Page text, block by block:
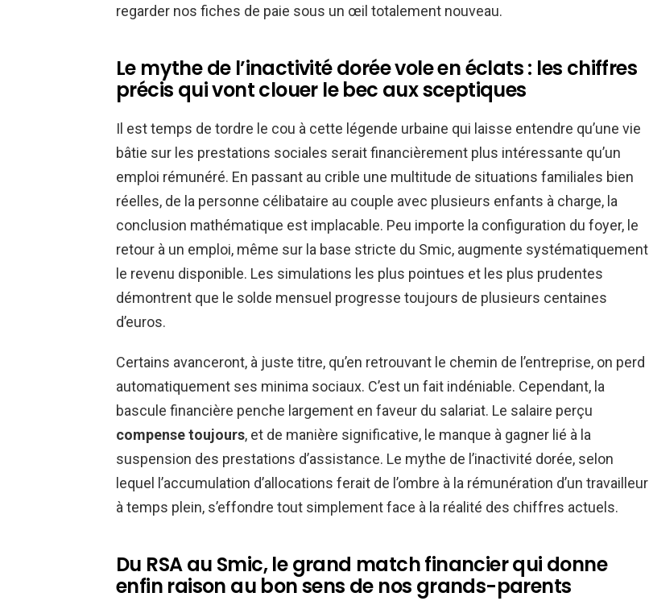
regarder nos fiches de paie sous un œil totalement nouveau.
Le mythe de l’inactivité dorée vole en éclats : les chiffres
précis qui vont clouer le bec aux sceptiques
Il est temps de tordre le cou à cette légende urbaine qui laisse entendre qu’une vie
bâtie sur les prestations sociales serait financièrement plus intéressante qu’un
emploi rémunéré. En passant au crible une multitude de situations familiales bien
réelles, de la personne célibataire au couple avec plusieurs enfants à charge, la
conclusion mathématique est implacable. Peu importe la configuration du foyer, le
retour à un emploi, même sur la base stricte du Smic, augmente systématiquement
le revenu disponible. Les simulations les plus pointues et les plus prudentes
démontrent que le solde mensuel progresse toujours de plusieurs centaines
d’euros.
Certains avanceront, à juste titre, qu’en retrouvant le chemin de l’entreprise, on perd
automatiquement ses minima sociaux. C’est un fait indéniable. Cependant, la
bascule financière penche largement en faveur du salariat. Le salaire perçu
compense toujours, et de manière significative, le manque à gagner lié à la
suspension des prestations d’assistance. Le mythe de l’inactivité dorée, selon
lequel l’accumulation d’allocations ferait de l’ombre à la rémunération d’un travailleur
à temps plein, s’effondre tout simplement face à la réalité des chiffres actuels.
Du RSA au Smic, le grand match financier qui donne
enfin raison au bon sens de nos grands-parents